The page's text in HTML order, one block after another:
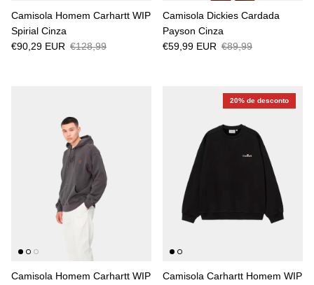
Camisola Homem Carhartt WIP
Spirial Cinza
€90,29 EUR €128,99
Camisola Dickies Cardada
Payson Cinza
€59,99 EUR €89,99
Camisola Homem Carhartt WIP
20% de desconto
Camisola Carhartt Homem WIP